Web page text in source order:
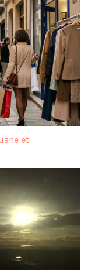
et